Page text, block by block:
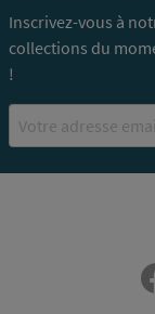
Inscrivez-vous à
collections du
!